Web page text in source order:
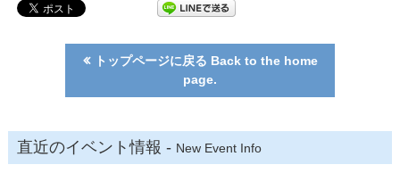
トップページに戻る Back to the home
page.
直近のイベント情報 - New Event Info